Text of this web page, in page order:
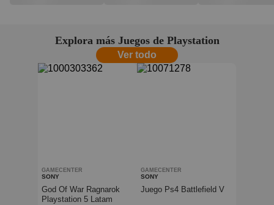
Explora más Juegos de Playstation
Ver todo
GAMECENTER
SONY
God Of War Ragnarok
Playstation 5 Latam
GAMECENTER
SONY
Juego Ps4 Battlefield V